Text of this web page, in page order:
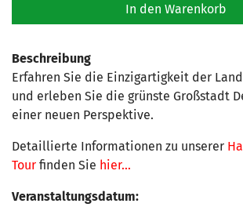
Beschreibung
Erfahren Sie die Einzigartigkeit der
und erleben Sie die grünste Großstadt
einer neuen Perspektive.
Detaillierte Informationen zu unserer
Tour finden Sie hier...
Veranstaltungsdatum: